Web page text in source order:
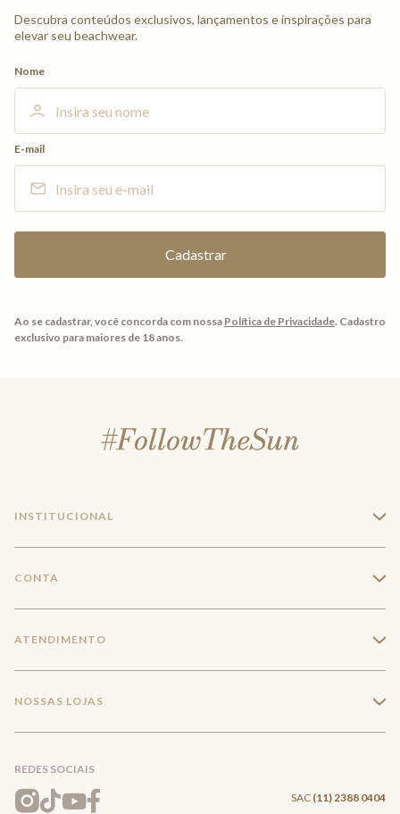
Descubra conteúdos exclusivos, lançamentos e inspirações para
elevar seu beachwear.
Nome
E-mail
Ao se cadastrar, você concorda com nossa Política de Privacidade. Cadastro
exclusivo para maiores de 18 anos.
INSTITUCIONAL +
Trabalhe conosco
Mapa do Site
CONTA +
Meus pedidos
Wishlist
ATENDIMENTO +
Entrega e Frete
NOSSAS LOJAS +
REDES SOCIAIS
SAC (11) 2388 0404